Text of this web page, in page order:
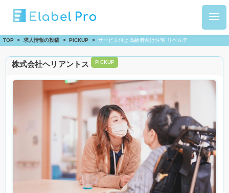
TOP > 求人情報の投稿 > PICKUP > サービス付き高齢者向け住宅 リベルテ
株式会社ヘリアントス PICKUP